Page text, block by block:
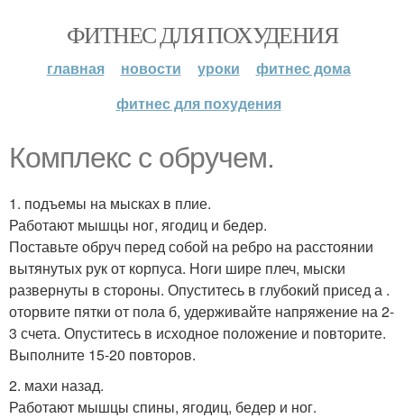
ФИТНЕС ДЛЯ ПОХУДЕНИЯ
главная новости уроки
фитнес дома
фитнес для похудения
Комплекс с обручем.
1. подъемы на мысках в плие.
Работают мышцы ног, ягодиц и бедер.
Поставьте обруч перед собой на ребро на расстоянии
вытянутых рук от корпуса. Ноги шире плеч, мыски
развернуты в стороны. Опуститесь в глубокий присед а .
оторвите пятки от пола б, удерживайте напряжение на 2-
3 счета. Опуститесь в исходное положение и повторите.
Выполните 15-20 повторов.
2. махи назад.
Работают мышцы спины, ягодиц, бедер и ног.